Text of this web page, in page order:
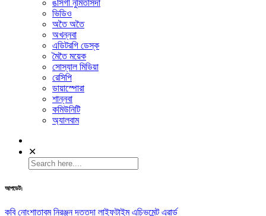
ঙসিগী নুমিতসিদা
ভিডিও
অতৈ অতৈ
অখন্নবা
এডিটরগি ডেস্ক
মৈতৈ ময়েক
সোস্যাল মিডিয়া
রেসিপি
ডায়াস্পোরা
শান্নবা
কমিউনিটি
অ্যালবাম
✕
আপডেট:
কবি নোংশাতাবম নিরঞ্জন দত্তদা লাইফটাইম এচিভমেন্ট এৱার্ড